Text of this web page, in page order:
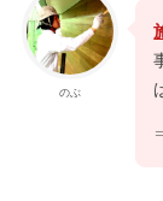
のぶ